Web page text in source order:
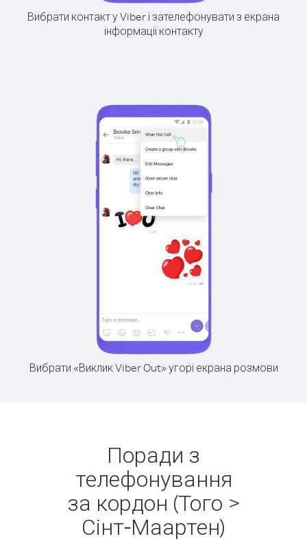
Вибрати контакт у Viber і зателефонувати з екрана
інформації контакту
Вибрати «Виклик Viber Out» угорі екрана розмови
Поради з
телефонування
за кордон (Того >
Сінт-Маартен)